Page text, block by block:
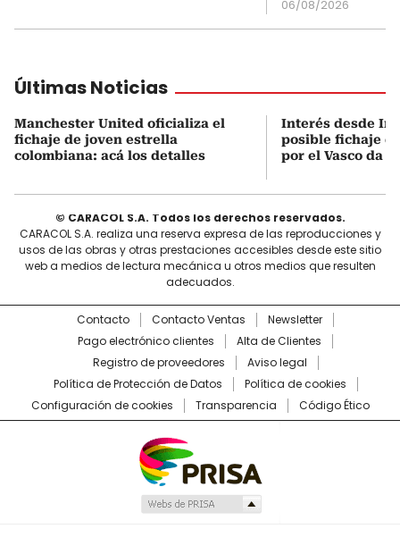
06/08/2026
Últimas Noticias
Manchester United oficializa el
fichaje de joven estrella
colombiana: acá los detalles
Interés desde
posible fichaje
por el Vasco da
© CARACOL S.A. Todos los derechos reservados.
CARACOL S.A. realiza una reserva expresa de las reproducciones y
usos de las obras y otras prestaciones accesibles desde este sitio
web a medios de lectura mecánica u otros medios que resulten
adecuados.
Contacto Contacto Ventas
Newsletter
Pago electrónico clientes
Alta de Clientes
Registro de proveedores
Aviso legal
Política de Protección de Datos
Política de cookies
Configuración de cookies
Transparencia Código Ético